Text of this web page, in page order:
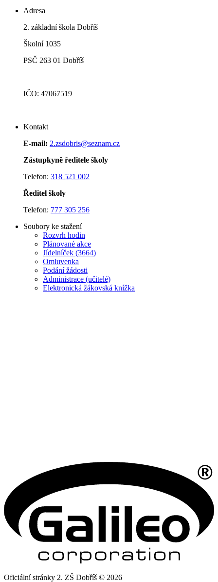
Adresa
2. základní škola Dobříš
Školní 1035
PSČ 263 01 Dobříš
IČO: 47067519
Kontakt
E-mail: 2.zsdobris@seznam.cz
Zástupkyně ředitele školy
Telefon: 318 521 002
Ředitel školy
Telefon: 777 305 256
Soubory ke stažení
Rozvrh hodin
Plánované akce
Jídelníček (3664)
Omluvenka
Podání žádosti
Administrace (učitelé)
Elektronická žákovská knížka
Oficiální stránky 2. ZŠ Dobříš © 2026